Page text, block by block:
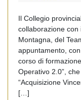
Il Collegio
collaborazione
Montagna, del
appuntamento,
corso di
Operativo 2.0”,
“Acquisizione
[…]